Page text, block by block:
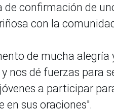
confirmación de
con la
de mucha alegría
nos dé fuerzas para
a participar
en sus oraciones".